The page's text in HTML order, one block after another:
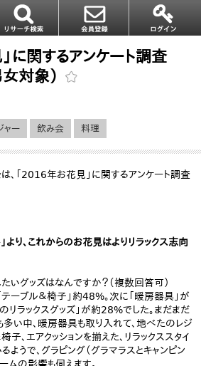
に関するアンケート調査
対象）
ャー 飲み会 料理
、「2016年お花見」に関するアンケート調査
より、これからのお花見はよりリラックス志向
いグッズはなんですか？（複数回答可）
ーブル＆椅子」約48%。次に「暖房器具」が
リラックスグッズ」が約28%でした。まだまだ
い中、暖房器具も取り入れて、地べたのレジ
子、エアクッションを揃えた、リラックススタイ
うで、グラピング（グラマラスとキャンピン